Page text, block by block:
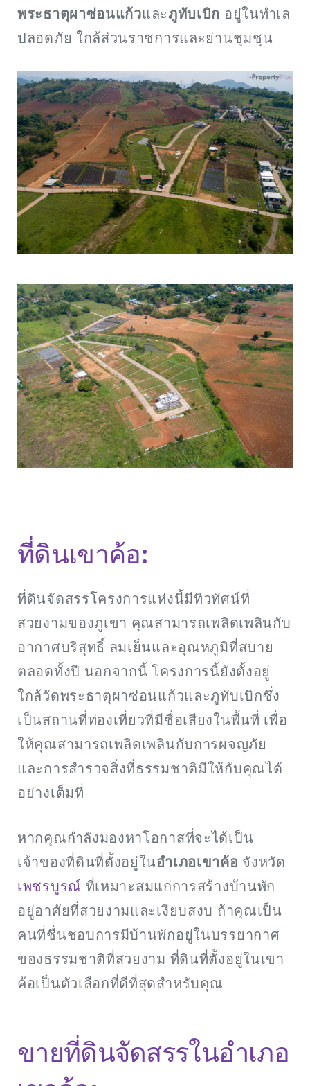
พระธาตุผาซ่อนแก้วและภูทับเบิก อยู่ในทำเล
ปลอดภัย ใกล้ส่วนราชการและย่านชุมชุน
ที่ดินเขาค้อ:
ที่ดินจัดสรรโครงการแห่งนี้มีทิวทัศน์ที่
สวยงามของภูเขา คุณสามารถเพลิดเพลินกับ
อากาศบริสุทธิ์ ลมเย็นและอุณหภูมิที่สบาย
ตลอดทั้งปี นอกจากนี้ โครงการนี้ยังตั้งอยู่
ใกล้วัดพระธาตุผาซ่อนแก้วและภูทับเบิกซึ่ง
เป็นสถานที่ท่องเที่ยวที่มีชื่อเสียงในพื้นที่ เพื่อ
ให้คุณสามารถเพลิดเพลินกับการผจญภัย
และการสำรวจสิ่งที่ธรรมชาติมีให้กับคุณได้
อย่างเต็มที่
หากคุณกำลังมองหาโอกาสที่จะได้เป็น
เจ้าของที่ดินที่ตั้งอยู่ในอำเภอเขาค้อ จังหวัด
เพชรบูรณ์ ที่เหมาะสมแก่การสร้างบ้านพัก
อยู่อาศัยที่สวยงามและเงียบสงบ ถ้าคุณเป็น
คนที่ชื่นชอบการมีบ้านพักอยู่ในบรรยากาศ
ของธรรมชาติที่สวยงาม ที่ดินที่ตั้งอยู่ในเขา
ค้อเป็นตัวเลือกที่ดีที่สุดสำหรับคุณ
ขายที่ดินจัดสรรในอำเภอ